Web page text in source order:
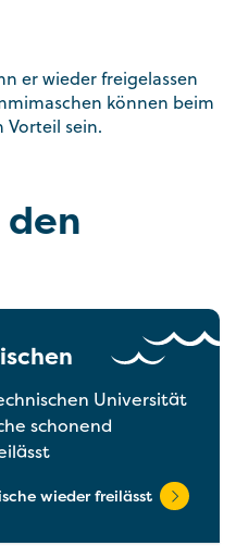
er wieder freigelassen
können beim
Vorteil sein.
Universität
schonend
wieder freilässt